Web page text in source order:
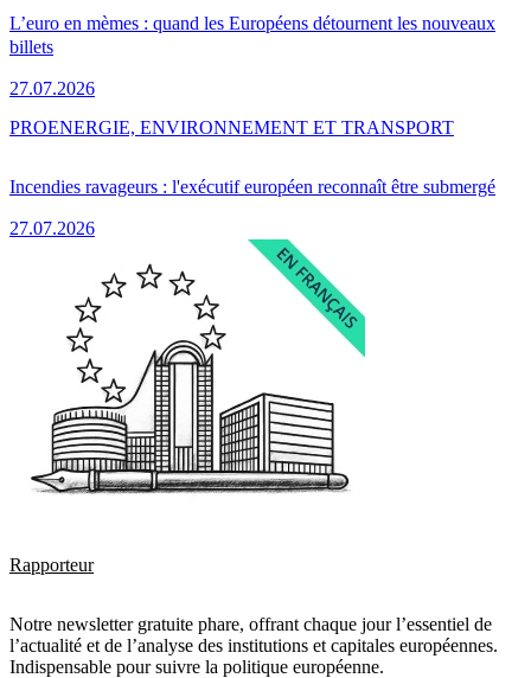
L’euro en mèmes : quand les Européens détournent les nouveaux
billets
27.07.2026
Incendies ravageurs : l'exécutif européen reconnaît être submergé
27.07.2026
PROENERGIE, ENVIRONNEMENT ET TRANSPORT
Rapporteur
Notre newsletter gratuite phare, offrant chaque jour l’essentiel de
l’actualité et de l’analyse des institutions et capitales européennes.
Indispensable pour suivre la politique européenne.